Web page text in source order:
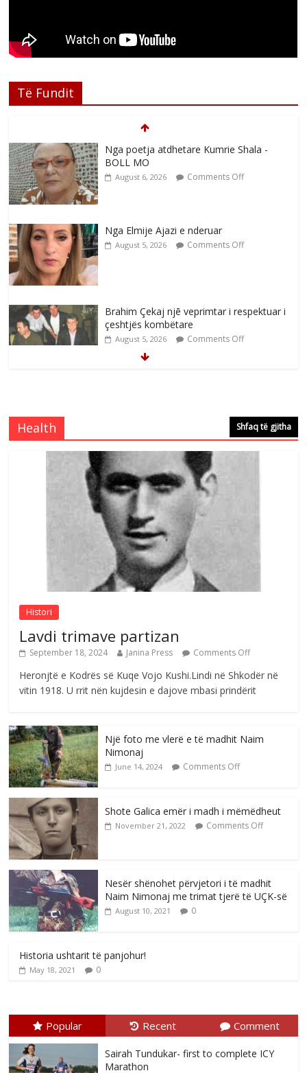
Të Fundit
Nga poetja atdhetare Kumrie Shala -
BOLL MO
August 6, 2026 Comments Off
Nga Elmije Ajazi e nderuar
August 5, 2026 Comments Off
Brahim Çekaj njē veprimtar i respektuar i
çeshtjës kombëtare
August 5, 2026 Comments Off
e invalidëve në Fushë Kosovë
Comments Off
Çlirimtari Agron Gërvalla me takime pune
në atdhe të shoqerisë Levizja
August 3, 2026 Comments Off
Postim me vlera nga artistja e mirëfilltë
Mimoza Gjoni
August 6, 2026 Comments Off
Health Shfaq të gjitha
Histori
Lavdi trimave partizan
September 18, 2024 Janina Press Comments Off
Heronjtë e Kodrës së Kuqe Vojo Kushi.Lindi në Shkodër në
vitin 1918. U rrit nën kujdesin e dajove mbasi prindërit
Një foto me vlerë e të madhit Naim
Nimonaj
June 14, 2024 Comments Off
Shote Galica emër i madh i mëmëdheut
November 21, 2022 Comments Off
Nesër shënohet përvjetori i të madhit
Naim Nimonaj me trimat tjerë të UÇK-së
August 10, 2021 0
Historia ushtarit të panjohur!
May 18, 2021 0
Popular Recent Comment
Sairah Tundukar- first to complete ICY
Marathon